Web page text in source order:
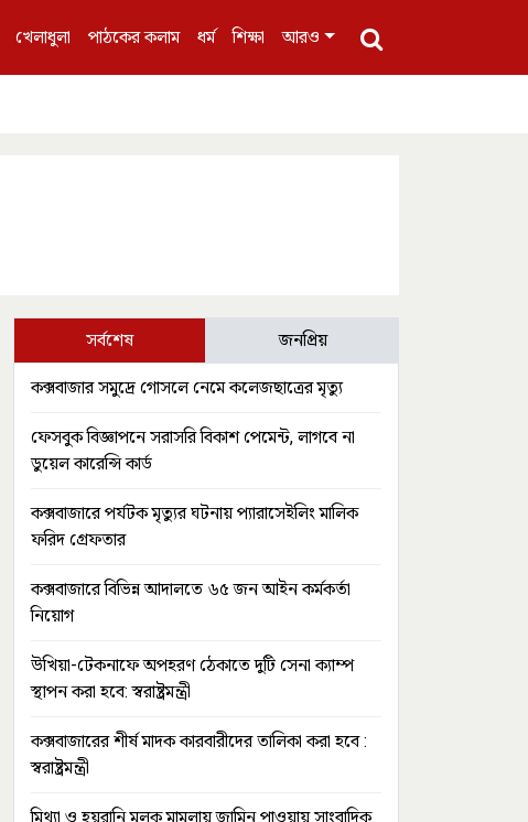
খেলাধুলা পাঠকের কলাম ধর্ম শিক্ষা আরও
সর্বশেষ জনপ্রিয়
কক্সবাজার সমুদ্রে গোসলে নেমে কলেজছাত্রের মৃত্যু
ফেসবুক বিজ্ঞাপনে সরাসরি বিকাশ পেমেন্ট, লাগবে না
ডুয়েল কারেন্সি কার্ড
কক্সবাজারে পর্যটক মৃত্যুর ঘটনায় প্যারাসেইলিং মালিক
ফরিদ গ্রেফতার
কক্সবাজারে বিভিন্ন আদালতে ৬৫ জন আইন কর্মকর্তা
নিয়োগ
উখিয়া-টেকনাফে অপহরণ ঠেকাতে দুটি সেনা ক্যাম্প
স্থাপন করা হবে: স্বরাষ্ট্রমন্ত্রী
কক্সবাজারের শীর্ষ মাদক কারবারীদের তালিকা করা হবে :
স্বরাষ্ট্রমন্ত্রী
মিথ্যা ও হয়রানি মুলক মামলায় জামিন পাওয়ায় সাংবাদিক